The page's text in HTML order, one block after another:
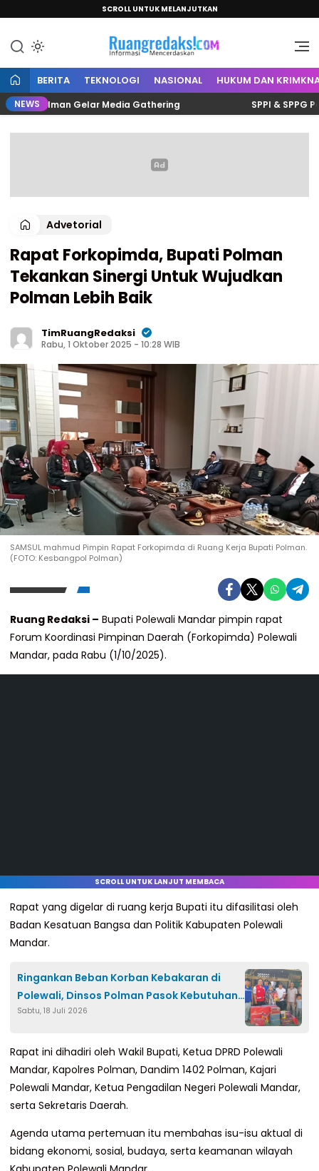
SCROLL UNTUK MELANJUTKAN
Ruang Redaksi
Informasi Mencerdaskan
BERITA TEKNOLOGI NASIONAL HUKUM DAN
NEWS
Polman Gelar Media Gathering SPPI & SPPG
Advetorial
Rapat Forkopimda, Bupati Polman
Tekankan Sinergi Untuk Wujudkan
Polman Lebih Baik
TimRuangRedaksi
Rabu, 1 Oktober 2025 - 10:28 WIB
SAMSUL mahmud Pimpin Rapat Forkopimda di Ruang Kerja Bupati Polman.
(FOTO: Kesbangpol Polman)
Ruang Redaksi – Bupati Polewali Mandar pimpin rapat
Forum Koordinasi Pimpinan Daerah (Forkopimda) Polewali
Mandar, pada Rabu (1/10/2025).
SCROLL UNTUK LANJUT MEMBACA
Rapat yang digelar di ruang kerja Bupati itu difasilitasi oleh
Badan Kesatuan Bangsa dan Politik Kabupaten Polewali
Mandar.
Ringankan Beban Korban Kebakaran di
Polewali, Dinsos Polman Pasok Kebutuhan
Dasar
Sabtu, 18 Juli 2026
Rapat ini dihadiri oleh Wakil Bupati, Ketua DPRD Polewali
Mandar, Kapolres Polman, Dandim 1402 Polman, Kajari
Polewali Mandar, Ketua Pengadilan Negeri Polewali Mandar,
serta Sekretaris Daerah.
Agenda utama pertemuan itu membahas isu-isu aktual di
bidang ekonomi, sosial, budaya, serta keamanan wilayah